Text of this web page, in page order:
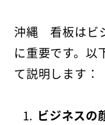
沖縄 看板はビ
に重要です。以
て説明します：
ビジネスの